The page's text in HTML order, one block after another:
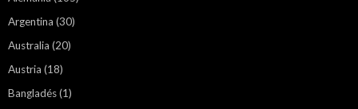
Argentina (30)
Australia (20)
Austria (18)
Bangladés(1)